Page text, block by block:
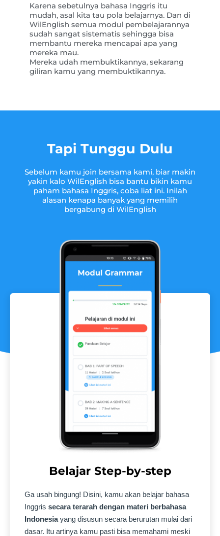
Karena sebetulnya bahasa Inggris itu
mudah, asal kita tau pola belajarnya. Dan di
WilEnglish semua modul pembelajarannya
sudah sangat sistematis sehingga bisa
membantu mereka mencapai apa yang
mereka mau.
Mereka udah membuktikannya, sekarang
giliran kamu yang membuktikannya.
Tapi Tunggu Dulu
Sebelum kamu join bersama kami, biar makin
yakin kalo WilEnglish bisa bantu bikin kamu
paham bahasa Inggris, coba liat ini. Inilah
alasan kenapa banyak yang memilih
bergabung di WilEnglish
Belajar Step-by-step
Ga usah bingung! Disini, kamu akan belajar bahasa
Inggris secara terarah dengan materi berbahasa
Indonesiayang disusun secara berurutan mulai dari
dasar. Itu artinya kamu pasti bisa memahami meski